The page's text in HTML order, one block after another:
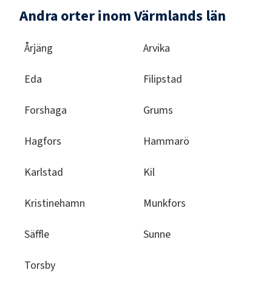
Andra orter inom Värmlands län
Årjäng Arvika
Eda Filipstad
Forshaga Grums
Hagfors Hammarö
Karlstad Kil
Kristinehamn Munkfors
Säffle Sunne
Torsby